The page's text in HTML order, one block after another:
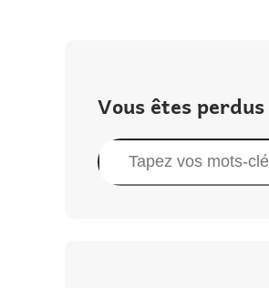
Vous êtes perdus
R
e